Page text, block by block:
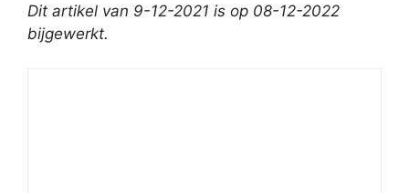
Dit artikel van 9-12-2021 is op 08-12-2022
bijgewerkt.